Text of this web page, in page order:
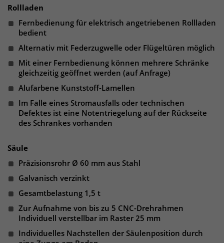
Rollladen
Fernbedienung für elektrisch angetriebenen Rollladen
bedient
Alternativ mit Federzugwelle oder Flügeltüren möglich
Mit einer Fernbedienung können mehrere Schränke
gleichzeitig geöffnet werden (auf Anfrage)
Alufarbene Kunststoff-Lamellen
Im Falle eines Stromausfalls oder technischen
Defektes ist eine Notentriegelung auf der Rückseite
des Schrankes vorhanden
Säule
Präzisionsrohr Ø 60 mm aus Stahl
Galvanisch verzinkt
Gesamtbelastung 1,5 t
Zur Aufnahme von bis zu 5 CNC-Drehrahmen
Individuell verstellbar im Raster 25 mm
Individuelles Nachstellen der Säulenposition durch
eine randoly generierte Nummer zu,
um eindeutige Besucher zu
auf unserem Server gespeichert und
sind damit externen Unternehmen
unzugänglich.
Name _pk_ses
Laufzeit
Zweck
Das Cookie wird genutzt um temporär
Name _pk_cvar